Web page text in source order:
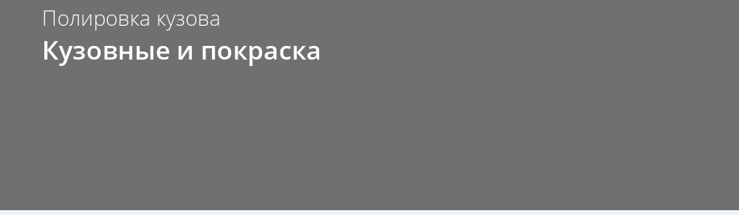
Полировка кузова
Кузовные и покраска